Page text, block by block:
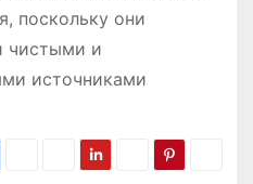
поскольку они
чистыми и
источниками